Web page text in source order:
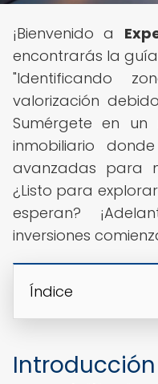
¡Bienvenido a
encontrarás la
"Identificando
valorización
Sumérgete en un
inmobiliario
avanzadas para
¿Listo para
esperan?
inversiones
Índice